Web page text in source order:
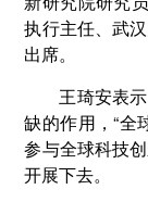
执行主任、武
出席。
王琦安表
缺的作用，“全
参与全球科技
开展下去。